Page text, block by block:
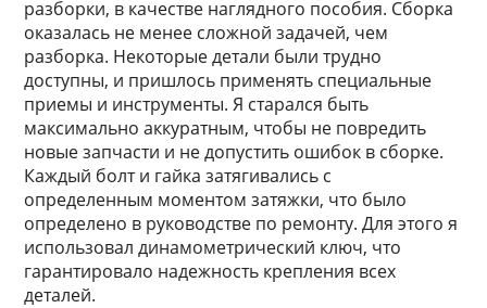
разборки, в качестве наглядного пособия. Сборка
оказалась не менее сложной задачей, чем
разборка. Некоторые детали были трудно
доступны, и пришлось применять специальные
приемы и инструменты. Я старался быть
максимально аккуратным, чтобы не повредить
новые запчасти и не допустить ошибок в сборке.
Каждый болт и гайка затягивались с
определенным моментом затяжки, что было
определено в руководстве по ремонту. Для этого я
использовал динамометрический ключ, что
гарантировало надежность крепления всех
деталей.